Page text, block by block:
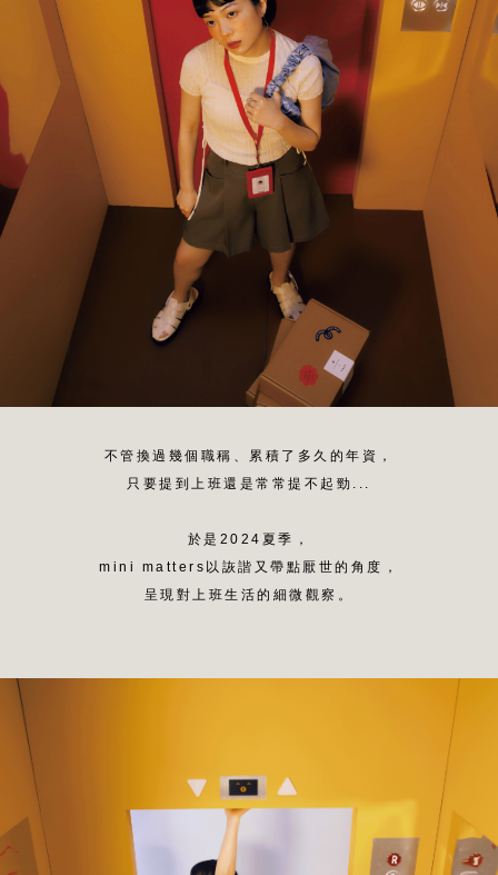
不管換過幾個職稱、累積了多久的年資，
只要提到上班還是常常提不起勁...
於是2024夏季，
mini matters以詼諧又帶點厭世的角度，
呈現對上班生活的細微觀察。